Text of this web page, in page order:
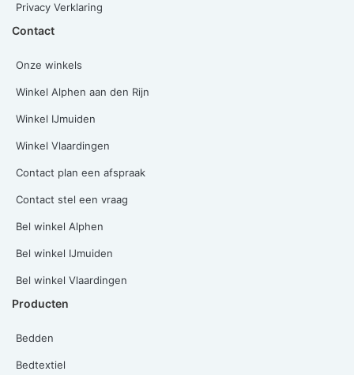
Privacy Verklaring
Contact
Onze winkels
Winkel Alphen aan den Rijn
Winkel IJmuiden
Winkel Vlaardingen
Contact plan een afspraak
Contact stel een vraag
Bel winkel Alphen
Bel winkel IJmuiden
Bel winkel Vlaardingen
Producten
Bedden
Bedtextiel